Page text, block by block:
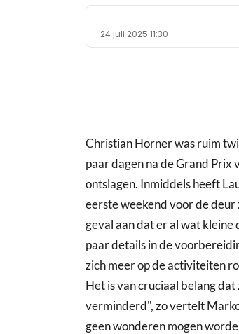
24 juli 2025 11:30
Christian Horner was ruim
paar dagen na de Grand
ontslagen. Inmiddels heeft
eerste weekend voor de
geval aan dat er al wat
paar details in de
zich meer op de activiteiten
Het is van cruciaal belang
verminderd", zo vertelt
geen wonderen mogen